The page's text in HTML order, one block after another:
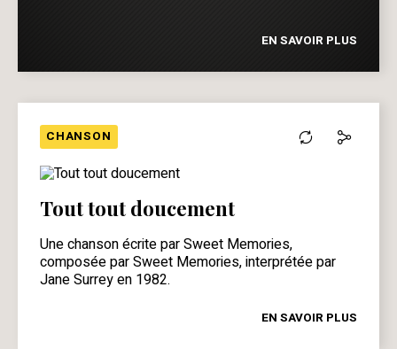
EN SAVOIR PLUS
CHANSON
Tout tout doucement
Une chanson écrite par Sweet Memories,
composée par Sweet Memories, interprétée par
Jane Surrey en 1982.
EN SAVOIR PLUS